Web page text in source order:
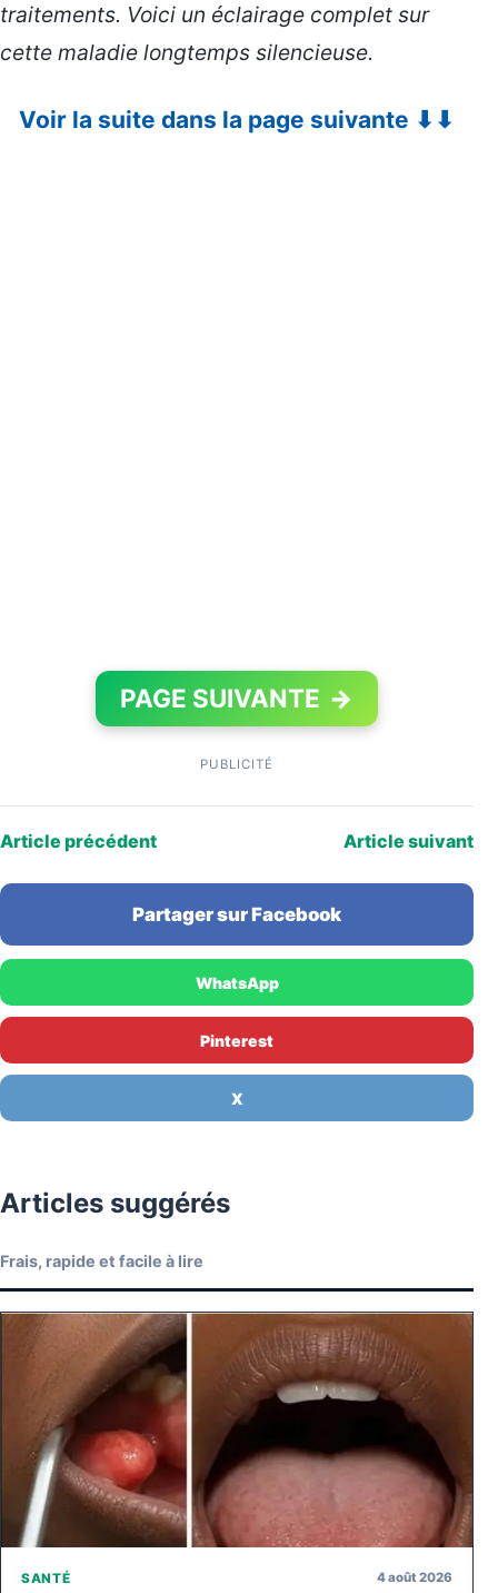
traitements. Voici un éclairage complet sur
cette maladie longtemps silencieuse.
Voir la suite dans la page suivante ⬇⬇
PAGE SUIVANTE →
PUBLICITÉ
Article précédent Article suivant
Partager sur Facebook
WhatsApp
Pinterest
X
Articles suggérés
Frais, rapide et facile à lire
SANTÉ 4 août 2026